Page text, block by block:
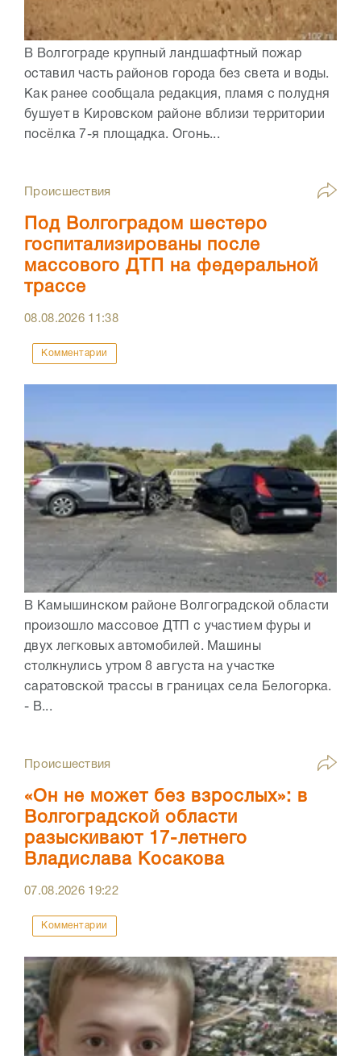
В Волгограде крупный ландшафтный пожар
оставил часть районов города без света и воды.
Как ранее сообщала редакция, пламя с полудня
бушует в Кировском районе вблизи территории
посёлка 7-я площадка. Огонь...
Происшествия
Под Волгоградом шестеро
госпитализированы после
массового ДТП на федеральной
трассе
08.08.2026 11:38
Комментарии
В Камышинском районе Волгоградской области
произошло массовое ДТП с участием фуры и
двух легковых автомобилей. Машины
столкнулись утром 8 августа на участке
саратовской трассы в границах села Белогорка.
- В...
Происшествия
«Он не может без взрослых»: в
Волгоградской области
разыскивают 17-летнего
Владислава Косакова
07.08.2026 19:22
Комментарии